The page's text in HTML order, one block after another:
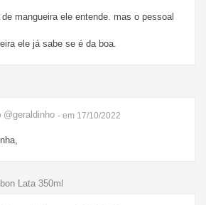
mangueira ele entende. mas o pessoal
ele já sabe se é da boa.
@geraldinho - em 17/10/2022
Lata 350ml